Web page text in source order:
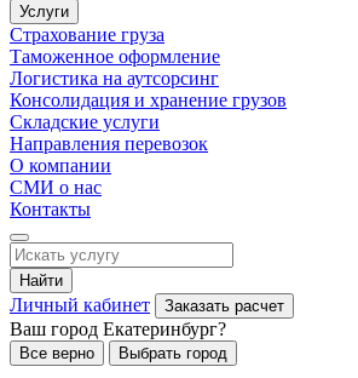
Услуги
Страхование груза
Таможенное оформление
Логистика на аутсорсинг
Консолидация и хранение грузов
Складские услуги
Направления перевозок
О компании
СМИ о нас
Контакты
Найти
Личный кабинет Заказать расчет
Ваш город Екатеринбург?
Все верно Выбрать город